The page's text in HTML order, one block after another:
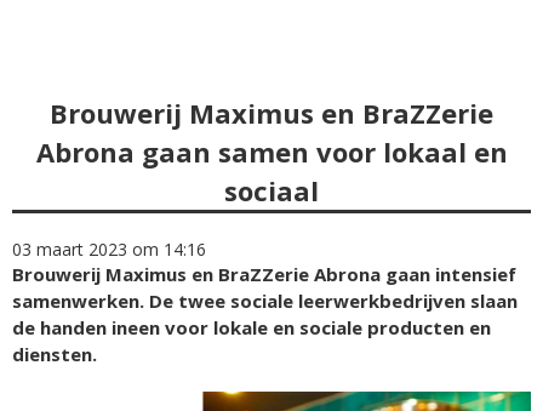
Brouwerij Maximus en BraZZerie
Abrona gaan samen voor lokaal en
sociaal
03 maart 2023 om 14:16
Brouwerij Maximus en BraZZerie Abrona gaan intensief
samenwerken. De twee sociale leerwerkbedrijven slaan
de handen ineen voor lokale en sociale producten en
diensten.